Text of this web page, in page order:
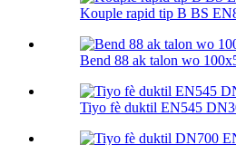
Kouple rapid tip B BS
Bend 88 ak talon wo
Tiyo fè duktil EN545